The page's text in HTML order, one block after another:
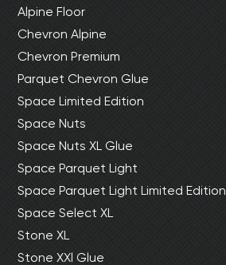
Alpine Floor
Chevron Alpine
Chevron Premium
Parquet Chevron Glue
Space Limited Edition
Space Nuts
Space Nuts XL Glue
Space Parquet Light
Space Parquet Light Limited Edition
Space Select XL
Stone XL
Stone XXl Glue